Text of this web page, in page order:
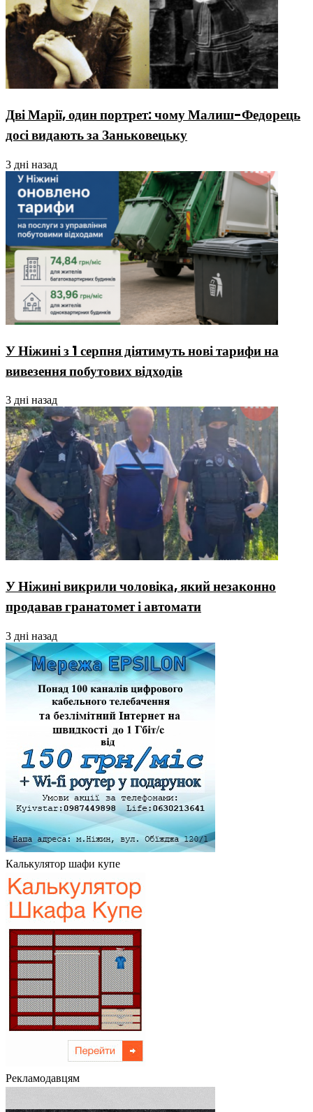
Дві Марії, один портрет: чому Малиш-Федорець
досі видають за Заньковецьку
3 дні назад
У Ніжині з 1 серпня діятимуть нові тарифи на
вивезення побутових відходів
3 дні назад
У Ніжині викрили чоловіка, який незаконно
продавав гранатомет і автомати
3 дні назад
Калькулятор шафи купе
Рекламодавцям